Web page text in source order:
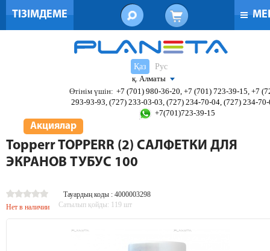
ТІЗІМДЕМЕ
Қаз
Рус
қ. Алматы
Өтінім үшін: +7 (701) 980-36-20, +7 (701) 723-39-15, +7
293-93-93, (727) 233-03-03, (727) 234-70-04, (727) 234-
+7(701)723-39-15
Акциялар
Topperr TOPPERR (2) САЛФЕТКИ ДЛЯ
ЭКРАНОВ ТУБУС 100
Тауардың коды : 4000003298
Нет в наличии
Сатылып қойды: 119 шт